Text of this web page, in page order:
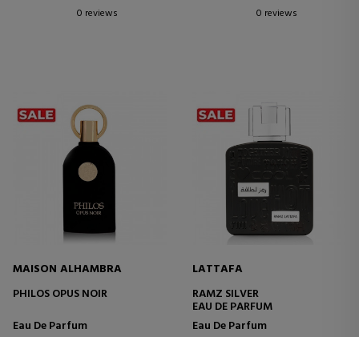
0 reviews
0 reviews
MAISON ALHAMBRA
PHILOS OPUS NOIR
Eau De Parfum
LATTAFA
RAMZ SILVER
EAU DE PARFUM
Eau De Parfum